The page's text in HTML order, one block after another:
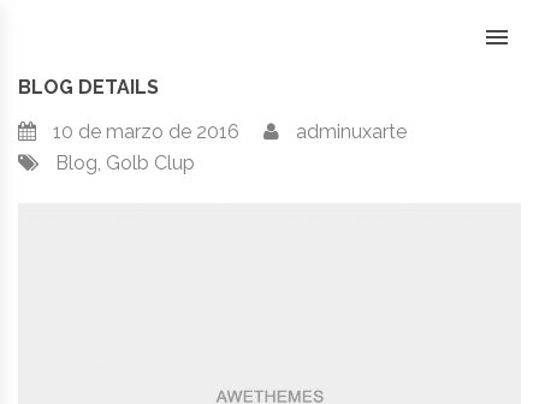
content
BLOG DETAILS
10 de marzo de 2016
adminuxarte
Blog, Golb Clup